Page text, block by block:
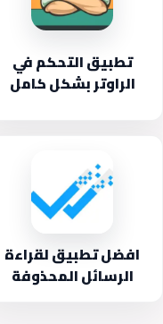
تطبيق التحكم في
الراوتر بشكل كامل
افضل تطبيق لقراءة
الرسائل المحذوفة